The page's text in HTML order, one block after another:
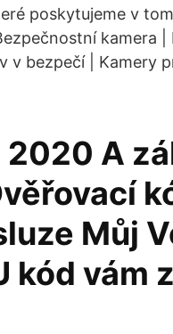
poskytujeme v
kamera
v bezpečí | Kamery
2020 A
Můj
kód vám